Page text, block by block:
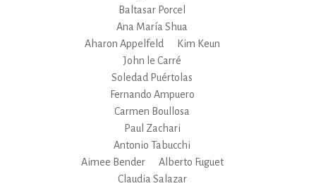
Baltasar Porcel
Ana María Shua
Aharon Appelfeld
Kim Keun
John le Carré
Soledad Puértolas
Fernando Ampuero
Carmen Boullosa
Paul Zachari
Antonio Tabucchi
Aimee Bender
Alberto Fuguet
Claudia Salazar